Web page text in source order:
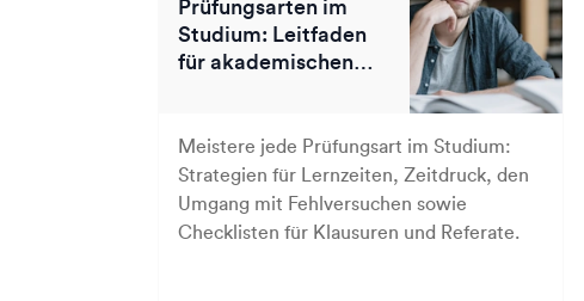
Prüfungsarten im
Studium: Leitfaden
für akademischen
Meistere jede Prüfungsart im Studium:
Strategien für Lernzeiten, Zeitdruck, den
Umgang mit Fehlversuchen sowie
Checklisten für Klausuren und Referate.